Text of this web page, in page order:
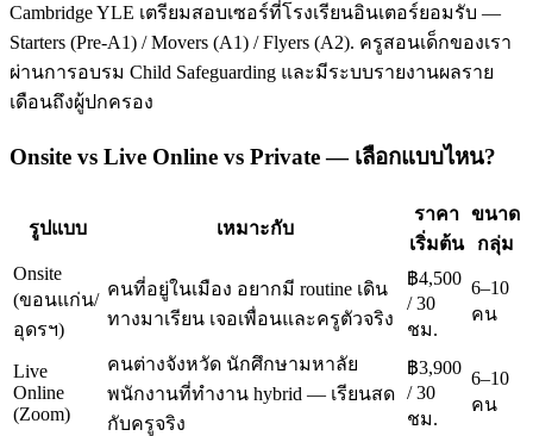
Cambridge YLE เตรียมสอบเซอร์ที่โรงเรียนอินเตอร์ยอมรับ —
Starters (Pre-A1) / Movers (A1) / Flyers (A2). ครูสอนเด็กของเรา
ผ่านการอบรม Child Safeguarding และมีระบบรายงานผลราย
เดือนถึงผู้ปกครอง
Onsite vs Live Online vs Private — เลือกแบบไหน?
รูปแบบ เหมาะกับ
ราคา
เริ่มต้น
ขนาด
กลุ่ม
Onsite
(ขอนแก่น/
อุดรฯ)
คนที่อยู่ในเมือง อยากมี routine เดิน
ทางมาเรียน เจอเพื่อนและครูตัวจริง
฿4,500
/ 30
ชม.
6–10
คน
Live
Online
(Zoom)
คนต่างจังหวัด นักศึกษามหาลัย
พนักงานที่ทำงาน hybrid — เรียนสด
กับครูจริง
฿3,900
/ 30
ชม.
6–10
คน